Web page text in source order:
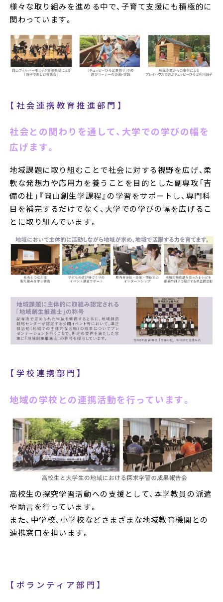
様々な取り組みを進める中で、子育て支援にも積極的に
関わっています。
【社会連携教育推進部門】
社会との関わりを通して、大学での学びの幅を
広げます。
地域課題に取り組むことで社会に対する視野を広げ、柔
軟な発想力や応用力を養うことを目的とした副専攻「吉
備の杜」『岡山創生学課程』の学習をサポートし、専門科
目を補完するだけでなく、大学での学びの幅を広げるこ
とに取り組んでいます。
【学校連携部門】
地域の学校との連携活動を行っています。
高校生の探究学習活動への支援として、本学教員の派遣
や助言を行っています。
また、中学校、小学校などさまざまな地域教育機関との
連携窓口を担います。
【ボランティア部門】